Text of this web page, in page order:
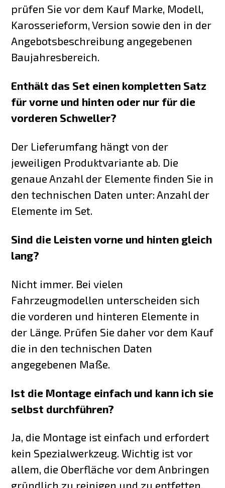
prüfen Sie vor dem Kauf Marke, Modell,
Karosserieform, Version sowie den in der
Angebotsbeschreibung angegebenen
Baujahresbereich.
Enthält das Set einen kompletten Satz
für vorne und hinten oder nur für die
vorderen Schweller?
Der Lieferumfang hängt von der
jeweiligen Produktvariante ab. Die
genaue Anzahl der Elemente finden Sie in
den technischen Daten unter: Anzahl der
Elemente im Set.
Sind die Leisten vorne und hinten gleich
lang?
Nicht immer. Bei vielen
Fahrzeugmodellen unterscheiden sich
die vorderen und hinteren Elemente in
der Länge. Prüfen Sie daher vor dem Kauf
die in den technischen Daten
angegebenen Maße.
Ist die Montage einfach und kann ich sie
selbst durchführen?
Ja, die Montage ist einfach und erfordert
kein Spezialwerkzeug. Wichtig ist vor
allem, die Oberfläche vor dem Anbringen
gründlich zu reinigen und zu entfetten.